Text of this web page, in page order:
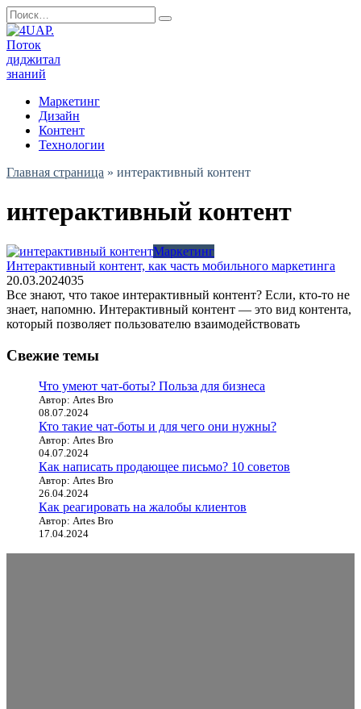
Перейти
к
содержанию
Search
for:
Маркетинг
Дизайн
Контент
Технологии
Главная страница » интерактивный контент
интерактивный контент
Маркетинг
Интерактивный контент, как часть мобильного маркетинга
20.03.2024035
Все знают, что такое интерактивный контент? Если, кто-то не
знает, напомню. Интерактивный контент — это вид контента,
который позволяет пользователю взаимодействовать
Свежие темы
Что умеют чат-боты? Польза для бизнеса
Автор: Artes Bro
08.07.2024
Кто такие чат-боты и для чего они нужны?
Автор: Artes Bro
04.07.2024
Как написать продающее письмо? 10 советов
Автор: Artes Bro
26.04.2024
Как реагировать на жалобы клиентов
Автор: Artes Bro
17.04.2024